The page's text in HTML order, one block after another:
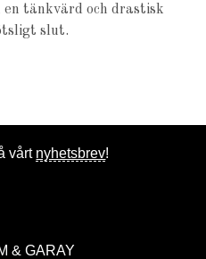
tänkvärd och drastisk
slut.
vårt nyhetsbrev!
& GARAY